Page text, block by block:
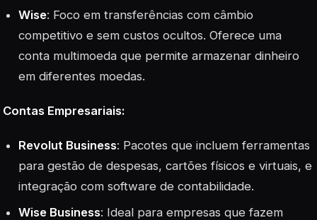
Wise: Foco em transferências com câmbio
competitivo e sem custos ocultos. Oferece uma
conta multimoeda que permite armazenar dinheiro
em diferentes moedas.
Contas Empresariais:
Revolut Business: Pacotes que incluem ferramentas
para gestão de despesas, cartões físicos e virtuais, e
integração com software de contabilidade.
Wise Business: Ideal para empresas que fazem